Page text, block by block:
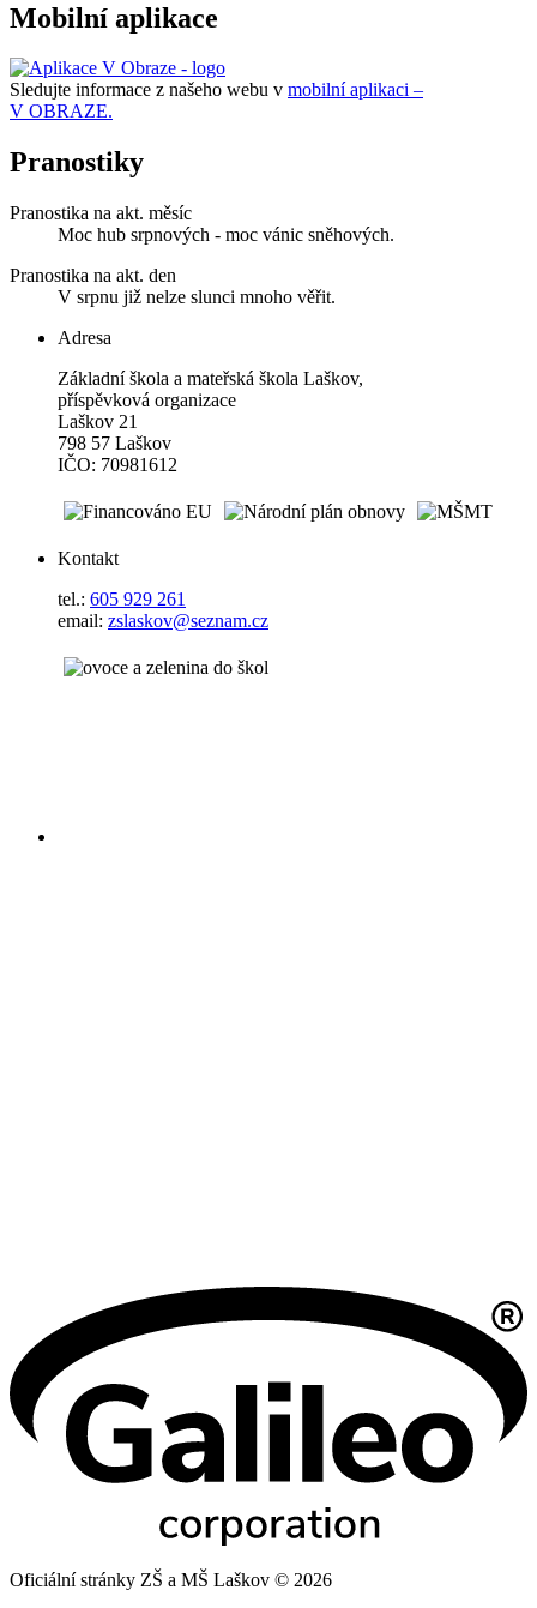
Mobilní aplikace
Sledujte informace z našeho webu v mobilní aplikaci –
V OBRAZE.
Pranostiky
Pranostika na akt. měsíc
Moc hub srpnových - moc vánic sněhových.
Pranostika na akt. den
V srpnu již nelze slunci mnoho věřit.
Adresa
Základní škola a mateřská škola Laškov,
příspěvková organizace
Laškov 21
798 57 Laškov
IČO: 70981612
Kontakt
tel.: 605 929 261
email: zslaskov@seznam.cz
Oficiální stránky ZŠ a MŠ Laškov © 2026